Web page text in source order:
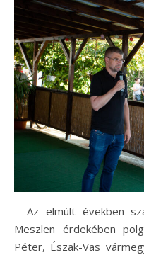
– Az elmúlt években
Meszlen érdekében
Péter, Észak-Vas